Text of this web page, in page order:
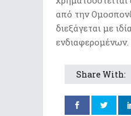
από την
διεξάγεται με
ενδιαφερομένων.
Share With: